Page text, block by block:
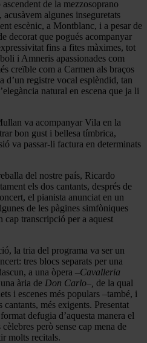
de la mezzosoprano
algunes inseguretats
escènic, a Montblanc, i a pesar de
decorat que pogués acompanyar
fins a fites màximes, tot
i Amneris apassionades com
creïble com a Carmen als braços
d’un registre vocal esplèndid, tan
natural en escena que ja li
va acompanyar Vila en la
bon gust i bellesa tímbrica,
va passar-li factura en determinats
del nostre país, Ricardo
els dos cantants, després de
el pianista anunciat en un
de les pàgines simfòniques
transcripció per a aquest
la tria del programa va ser un
tres blocs separats per una
a una òpera –Cavalleria
ària de Don Carlo–, de la qual
i escenes més populars –també, i
més exigents. Presentat
defugia d’aquesta manera el
però sense cap mena de
molts recitals.